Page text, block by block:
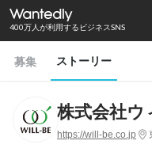
400万人が利用するビジネスSNS
募集 ストーリー
株式会社ウ
https://will-be.co.jp